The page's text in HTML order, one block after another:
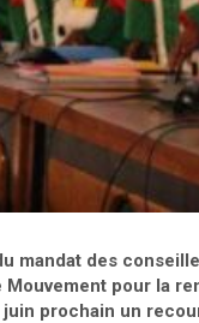
mandat des
pour la
prochain un